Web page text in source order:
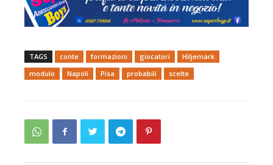
TAGS conte formazioni giocatori
Hiljemark
modulo
Napoli Pisa probabili scelte